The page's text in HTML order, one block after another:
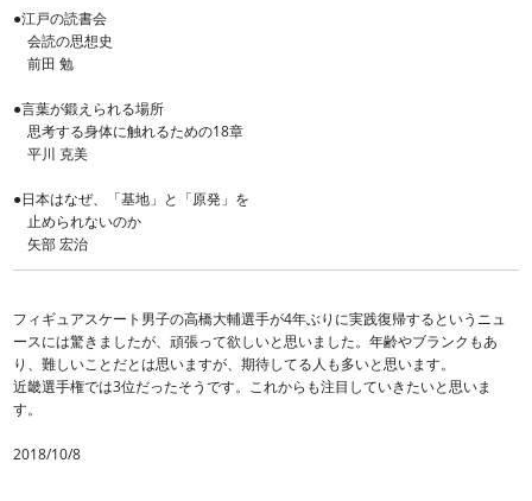
●江戸の読書会
会読の思想史
前田 勉
●言葉が鍛えられる場所
思考する身体に触れるための18章
平川 克美
●日本はなぜ、「基地」と「原発」を
止められないのか
矢部 宏治
フィギュアスケート男子の高橋大輔選手が4年ぶりに実践復帰するというニュ
ースには驚きましたが、頑張って欲しいと思いました。年齢やブランクもあ
り、難しいことだとは思いますが、期待してる人も多いと思います。
近畿選手権では3位だったそうです。これからも注目していきたいと思いま
す。
2018/10/8